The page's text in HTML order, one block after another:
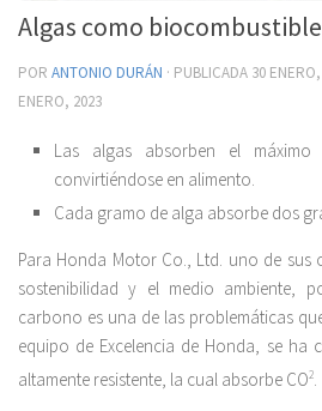
Algas como
POR ANTONIO DURÁN · PUBLICADA 30
ENERO, 2023
Las algas absorben el máximo
convirtiéndose en alimento.
Cada gramo de alga absorbe dos
Para Honda Motor Co., Ltd. uno de sus
sostenibilidad y el medio ambiente,
carbono es una de las problemáticas
equipo de Excelencia de Honda, se ha
altamente resistente, la cual absorbe CO2.